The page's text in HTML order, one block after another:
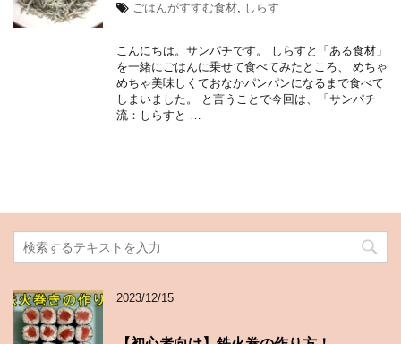
ごはんがすすむ食材, しらす
こんにちは。サンパチです。 しらすと「ある食材」
を一緒にごはんに乗せて食べてみたところ、 めちゃ
めちゃ美味しくておなかパンパンになるまで食べて
しまいました。 と言うことで今回は、「サンパチ
流：しらすと …
2023/12/15